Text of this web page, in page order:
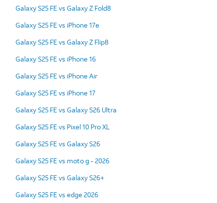
Galaxy S25 FE vs Galaxy Z Fold8
Galaxy S25 FE vs iPhone 17e
Galaxy S25 FE vs Galaxy Z Flip8
Galaxy S25 FE vs iPhone 16
Galaxy S25 FE vs iPhone Air
Galaxy S25 FE vs iPhone 17
Galaxy S25 FE vs Galaxy S26 Ultra
Galaxy S25 FE vs Pixel 10 Pro XL
Galaxy S25 FE vs Galaxy S26
Galaxy S25 FE vs moto g - 2026
Galaxy S25 FE vs Galaxy S26+
Galaxy S25 FE vs edge 2026